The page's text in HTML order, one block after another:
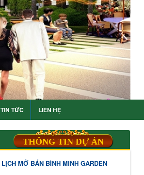
TIN TỨC LIÊN HỆ
THÔNG TIN DỰ ÁN
LỊCH MỞ BÁN BÌNH MINH GARDEN